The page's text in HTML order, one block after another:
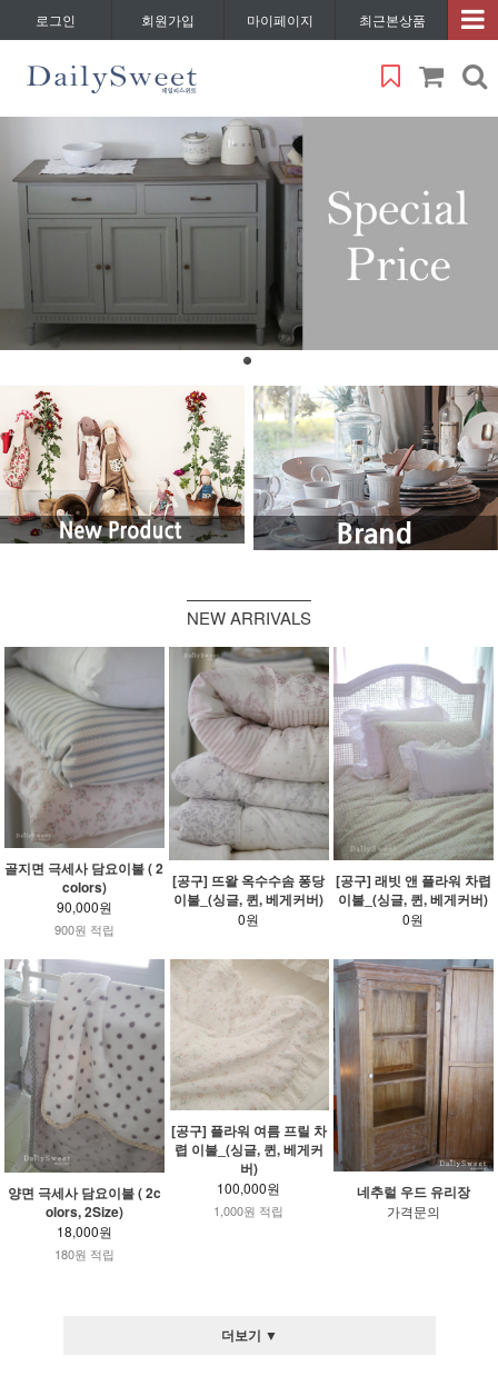
로그인 회원가입 마이페이지 최근본상품
NEW ARRIVALS
골지면 극세사 담요이불 ( 2
colors)
90,000원
900원 적립
[공구] 뜨왈 옥수수솜 퐁당
이불_(싱글, 퀸, 베게커버)
0원
[공구] 래빗 앤 플라워 차렵
이불_(싱글, 퀸, 베게커버)
0원
양면 극세사 담요이불 ( 2c
olors, 2Size)
18,000원
180원 적립
[공구] 플라워 여름 프릴 차
렵 이불_(싱글, 퀸, 베게커
버)
100,000원
1,000원 적립
네추럴 우드 유리장
가격문의
더보기 ▼